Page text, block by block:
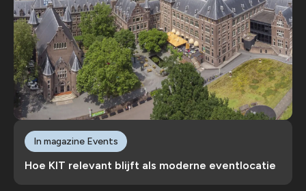
Hoe KIT relevant blijft als moderne eventlocatie
In magazine Events